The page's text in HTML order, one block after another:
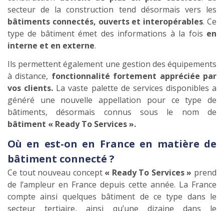
secteur de la construction tend désormais vers les
bâtiments connectés, ouverts et interopérables. Ce
type de bâtiment émet des informations à la fois en
interne et en externe.
Ils permettent également une gestion des équipements
à distance, fonctionnalité fortement appréciée par
vos clients. La vaste palette de services disponibles a
généré une nouvelle appellation pour ce type de
bâtiments, désormais connus sous le nom de
bâtiment « Ready To Services ».
Où en est-on en France en matière de
bâtiment connecté ?
Ce tout nouveau concept « Ready To Services » prend
de l’ampleur en France depuis cette année. La France
compte ainsi quelques bâtiment de ce type dans le
secteur tertiaire, ainsi qu’une dizaine dans le